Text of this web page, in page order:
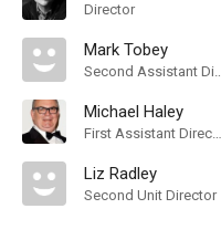
Director
Mark Tobey
Second
Michael Haley
First Assistant Director
Liz Radley
Second Unit Director